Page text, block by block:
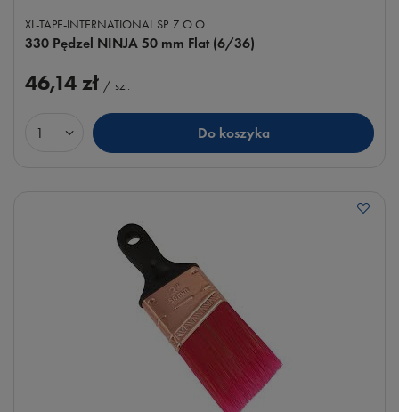
XL-TAPE-INTERNATIONAL SP. Z.O.O.
330 Pędzel NINJA 50 mm Flat (6/36)
46,14 zł / szt.
Ilość produktów Do koszyka